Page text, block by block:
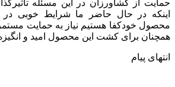
حمایت از کشاورزان در این مسئله
اینکه در حال حاضر ما شرایط خوبی در
محصول خودکفا هستیم نیاز به حمایت مستمر
همچنان برای کشت این محصول امید و
انتهای پیام